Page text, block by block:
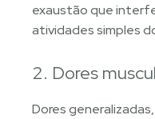
exaustão que
atividades simples
2. Dores
Dores